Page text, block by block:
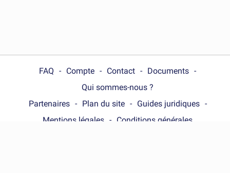
FAQ Compte Contact
Documents
Qui sommes-nous ?
Partenaires
Plan du site
Guides juridiques
Mentions légales
Conditions générales